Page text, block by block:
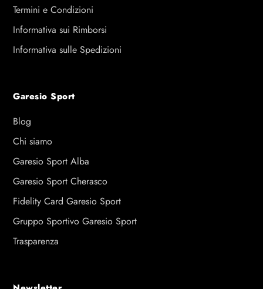
Termini e Condizioni
Informativa sui Rimborsi
Informativa sulle Spedizioni
Garesio Sport
Blog
Chi siamo
Garesio Sport Alba
Garesio Sport Cherasco
Fidelity Card Garesio Sport
Gruppo Sportivo Garesio Sport
Trasparenza